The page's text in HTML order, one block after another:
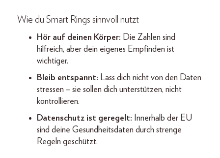
Wie du Smart Rings sinnvoll nutzt
Hör auf deinen Körper: Die Zahlen sind
hilfreich, aber dein eigenes Empfinden ist
wichtiger.
Bleib entspannt: Lass dich nicht von den Daten
stressen – sie sollen dich unterstützen, nicht
kontrollieren.
Datenschutz ist geregelt: Innerhalb der EU
sind deine Gesundheitsdaten durch strenge
Regeln geschützt.